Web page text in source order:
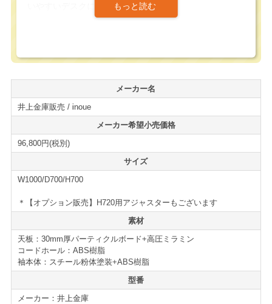
いやすいデスクになっています。
ができるため、デザイン要素も備えたデスクになってい
ます。
さらに、左袖、2段袖も用意されており用途や配置に合わ
せて変更して注文する事が可能になっています。
＊ご希望がある場合は、備考欄にご入力下さい。指定が
無い場合は右3段袖になります。
機能性、デザイン、コストパフォーマンスに優れた万能
デスクの新増設、買い替えの際には、是非ご検討下さ
仕様・付属品
GSDデスクシリーズ
■ダブルサスペンションレール（最下段）
メーカー名
井上金庫販売 / inoue
メーカー希望小売価格
96,800円(税別)
サイズ
W1000/D700/H700
＊【オプション販売】H720用アジャスターもございます
素材
天板：30mm厚パーティクルボード+高圧ミラミン
コードホール：ABS樹脂
袖本体：スチール粉体塗装+ABS樹脂
型番
メーカー：井上金庫